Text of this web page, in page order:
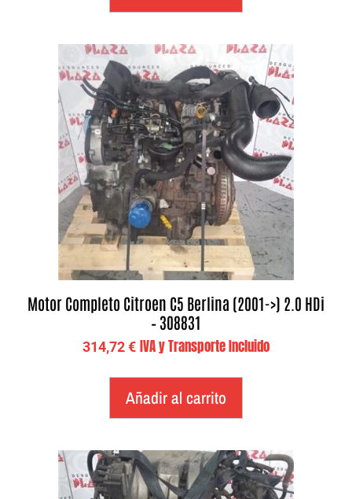
Motor Completo Citroen C5 Berlina (2001->) 2.0 HDi
– 308831
314,72€ IVA y Transporte Incluido
Añadir al carrito